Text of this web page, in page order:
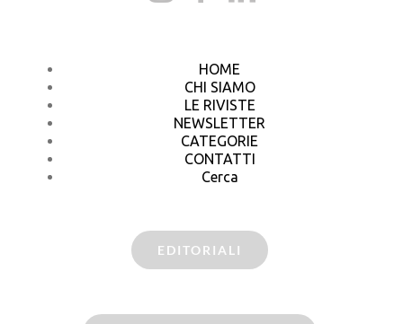
HOME
CHI SIAMO
LE RIVISTE
NEWSLETTER
CATEGORIE
CONTATTI
Cerca
EDITORIALI